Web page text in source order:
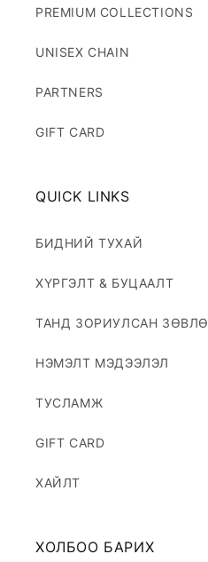
PREMIUM COLLECTIONS
UNISEX CHAIN
PARTNERS
GIFT CARD
QUICK LINKS
БИДНИЙ ТУХАЙ
ХҮРГЭЛТ & БУЦААЛТ
ТАНД ЗОРИУЛСАН
НЭМЭЛТ МЭДЭЭЛЭЛ
ТУСЛАМЖ
GIFT CARD
ХАЙЛТ
ХОЛБОО БАРИХ